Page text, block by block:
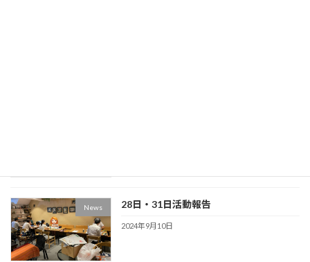
News 28日・31日活動報告
2024年9月10日